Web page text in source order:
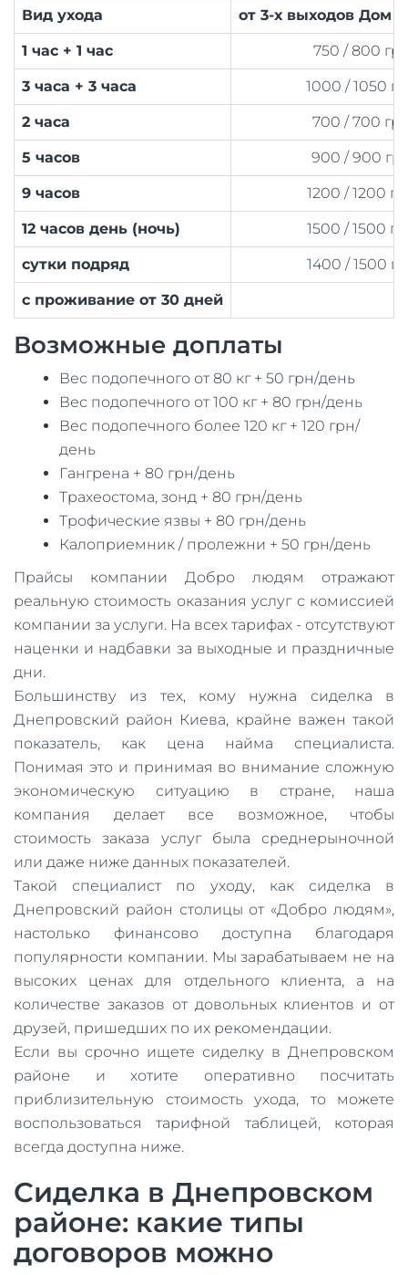
Вид ухода от 3-х выходов Дом /
1 час + 1 час 750 / 800
3 часа + 3 часа 1000 / 1050
2 часа 700 / 700
5 часов 900 / 900
9 часов 1200 / 1200
12 часов день (ночь) 1500 / 1500
сутки подряд 1400 / 1500
с проживание от 30 дней
Возможные доплаты
Вес подопечного от 80 кг + 50 грн/день
Вес подопечного от 100 кг + 80 грн/день
Вес подопечного более 120 кг + 120 грн/
день
Гангрена + 80 грн/день
Трахеостома, зонд + 80 грн/день
Трофические язвы + 80 грн/день
Калоприемник / пролежни + 50 грн/день
​Прайсы компании Добро людям отражают
реальную стоимость оказания услуг с комиссией
компании за услуги. На всех тарифах - отсутствуют
наценки и надбавки за выходные и праздничные
дни.
Большинству из тех, кому нужна сиделка в
Днепровский район Киева, крайне важен такой
показатель, как цена найма специалиста.
Понимая это и принимая во внимание сложную
экономическую ситуацию в стране, наша
компания делает все возможное, чтобы
стоимость заказа услуг была среднерыночной
или даже ниже данных показателей.
Такой специалист по уходу, как сиделка в
Днепровский район столицы от «Добро людям»,
настолько финансово доступна благодаря
популярности компании. Мы зарабатываем не на
высоких ценах для отдельного клиента, а на
количестве заказов от довольных клиентов и от
друзей, пришедших по их рекомендации.
Если вы срочно ищете сиделку в Днепровском
районе и хотите оперативно посчитать
приблизительную стоимость ухода, то можете
воспользоваться тарифной таблицей, которая
всегда доступна ниже.
Сиделка в Днепровском
районе: какие типы
договоров можно